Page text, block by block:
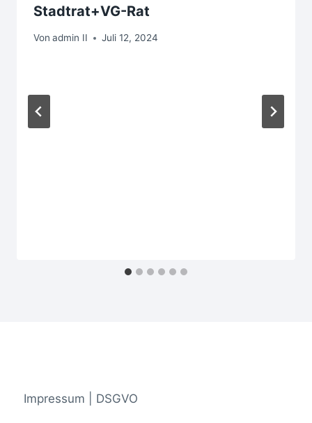
Stadtrat+VG-Rat
Von admin II Juli 12, 2024
Impressum | DSGVO